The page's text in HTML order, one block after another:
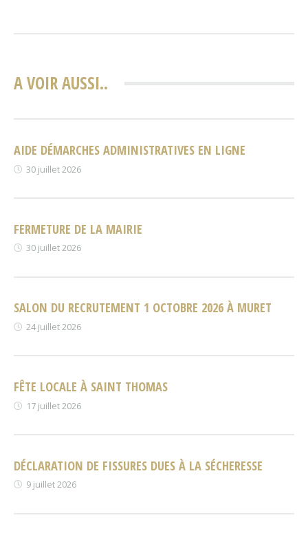
A VOIR AUSSI..
AIDE DÉMARCHES ADMINISTRATIVES EN LIGNE
30 juillet 2026
FERMETURE DE LA MAIRIE
30 juillet 2026
SALON DU RECRUTEMENT 1 OCTOBRE 2026 À MURET
24 juillet 2026
FÊTE LOCALE À SAINT THOMAS
17 juillet 2026
DÉCLARATION DE FISSURES DUES À LA SÉCHERESSE
9 juillet 2026